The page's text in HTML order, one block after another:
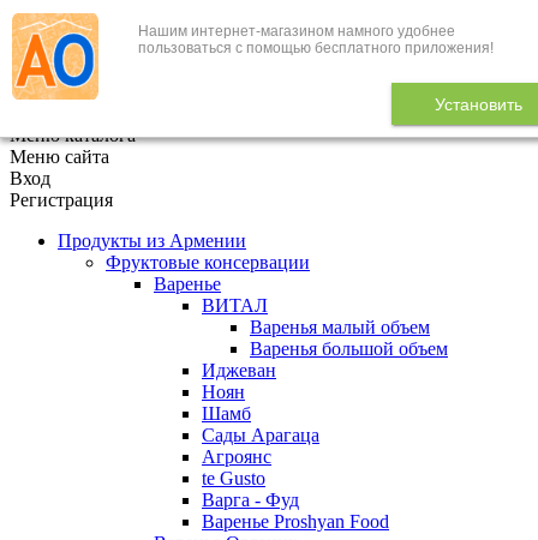
Нашим интернет-магазином намного удобнее
пользоваться с помощью бесплатного приложения!
Установить
+7 (495) 646-888-1
В корзине 0
Меню каталога
Меню сайта
Вход
Регистрация
Продукты из Армении
Фруктовые консервации
Варенье
ВИТАЛ
Варенья малый объем
Варенья большой объем
Иджеван
Ноян
Шамб
Сады Арагаца
Агроянс
te Gusto
Варга - Фуд
Варенье Proshyan Food